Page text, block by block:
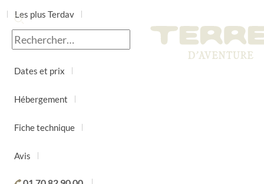
Les plus Terdav
Jour par jour
Dates et prix
Hébergement
Fiche technique
Avis